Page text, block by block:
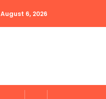
August 6, 2026